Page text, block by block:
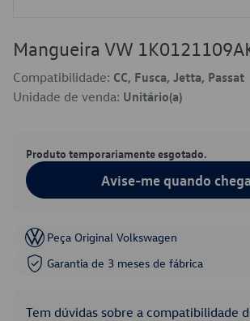
Mangueira VW
Compatibilidade: CC, Fusca, Jetta, Passat
Unidade de venda: Unitário(a)
Produto temporariamente esgotado.
Avise-me quando
Peça Original Volkswagen
Garantia de 3 meses de fábrica
Tem dúvidas sobre a compatibilidade